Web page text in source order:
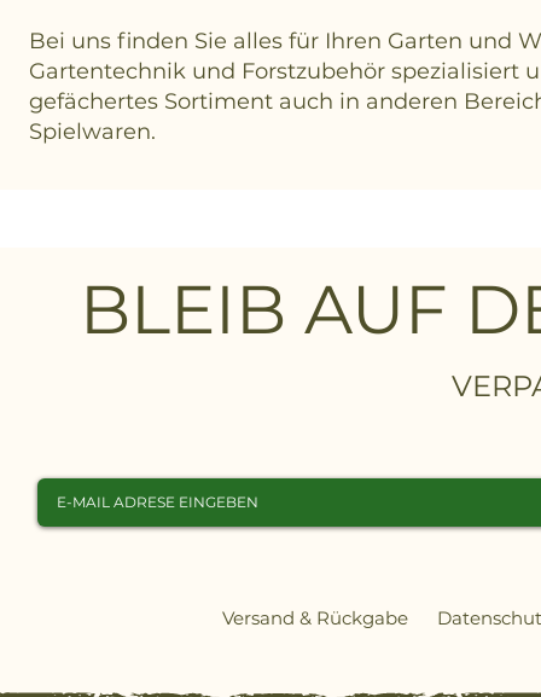
Bei uns finden Sie alles für Ihren Garten und
Gartentechnik und Forstzubehör spezialisiert
gefächertes Sortiment auch in anderen
Spielwaren.
BLEIB AUF
Versand & Rückgabe